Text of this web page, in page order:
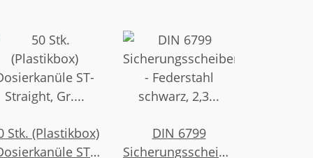
Stk. (Plastikbox)
ST-
DIN 6799
Sicherungsscheiben,